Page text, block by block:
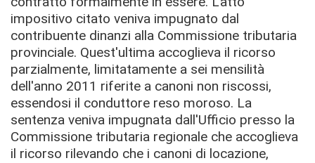
impositivo citato veniva impugnato dal
contribuente dinanzi alla Commissione tributaria
provinciale. Quest'ultima accoglieva il ricorso
parzialmente, limitatamente a sei mensilità
dell'anno 2011 riferite a canoni non riscossi,
essendosi il conduttore reso moroso. La
sentenza veniva impugnata dall'Ufficio presso la
Commissione tributaria regionale che accoglieva
il ricorso rilevando che i canoni di locazione,